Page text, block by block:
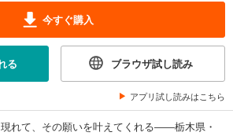
今すぐ購入
る ブラウザ試し読み
アプリ試し読みはこちら
れて、その願いを叶えてくれる――栃木県・